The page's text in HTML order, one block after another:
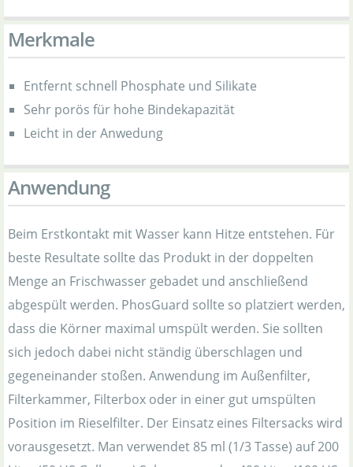
Merkmale
Entfernt schnell Phosphate und Silikate
Sehr porös für hohe Bindekapazität
Leicht in der Anwedung
Anwendung
Beim Erstkontakt mit Wasser kann Hitze entstehen. Für
beste Resultate sollte das Produkt in der doppelten
Menge an Frischwasser gebadet und anschließend
abgespült werden. PhosGuard sollte so platziert werden,
dass die Körner maximal umspült werden. Sie sollten
sich jedoch dabei nicht ständig überschlagen und
gegeneinander stoßen. Anwendung im Außenfilter,
Filterkammer, Filterbox oder in einer gut umspülten
Position im Rieselfilter. Der Einsatz eines Filtersacks wird
vorausgesetzt. Man verwendet 85 ml (1/3 Tasse) auf 200